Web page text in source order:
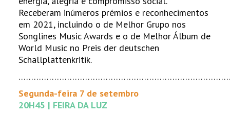
Receberam inúmeros prémios e reconhecimentos
em 2021, incluindo o de Melhor Grupo nos
Songlines Music Awards e o de Melhor Álbum de
World Music no Preis der deutschen
Schallplattenkritik.
Segunda-feira 7 de setembro
20H45 | FEIRA DA LUZ